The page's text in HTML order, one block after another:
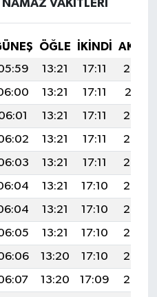
NAMAZ VAKITLERI
ÖĞLE İKINDI
13:21 17:11
20:32
13:21 17:11
20:31
13:21 17:11
20:30
13:21 17:11
20:30
13:21 17:11
20:29
13:21 17:10
20:28
13:21 17:10
20:27
13:21 17:10
20:26
13:20 17:10
20:25
13:20 17:09
20:24